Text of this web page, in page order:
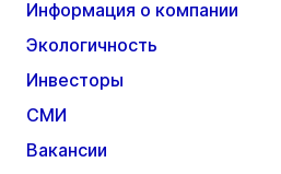
Информация о компании
Экологичность
Инвесторы
СМИ
Вакансии